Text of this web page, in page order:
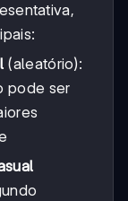
(aleatório):
pode ser